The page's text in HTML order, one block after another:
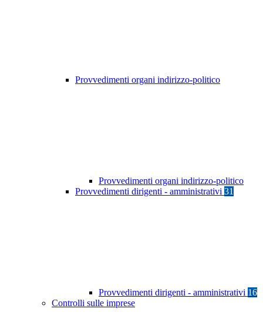
Provvedimenti organi indirizzo-politico
Provvedimenti organi indirizzo-politico
Provvedimenti dirigenti - amministrativi 31
Provvedimenti dirigenti - amministrativi 16
Controlli sulle imprese